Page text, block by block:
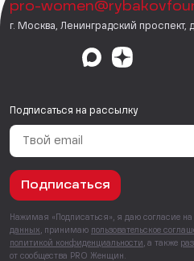
pro-
г. Москва, Ленинградский проспект,
Подписаться на рассылку
Подписаться
Нажимая «Подписаться», я даю согласие на
данных , принимаю пользовательское
политикой конфиденциальности , а также
от сообщества PRO Женщин.